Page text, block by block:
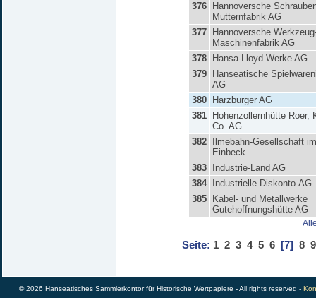
376
Hannoversche
Mutternfabrik AG
377
Hannoversche
Maschinenfabrik AG
378
Hansa-Lloyd Werke AG
379
Hanseatische
AG
380
Harzburger AG
381
Hohenzollernhütte Roer,
Co. AG
382
Ilmebahn-Gesellschaft
Einbeck
383
Industrie-Land AG
384
Industrielle Diskonto-AG
385
Kabel- und Metallwerke
Gutehoffnungshütte AG
Seite: 1 2 3 4 5 6 [7] 8 9
© 2026 Hanseatisches Sammlerkontor für Historische Wertpapiere - All rights reserved -